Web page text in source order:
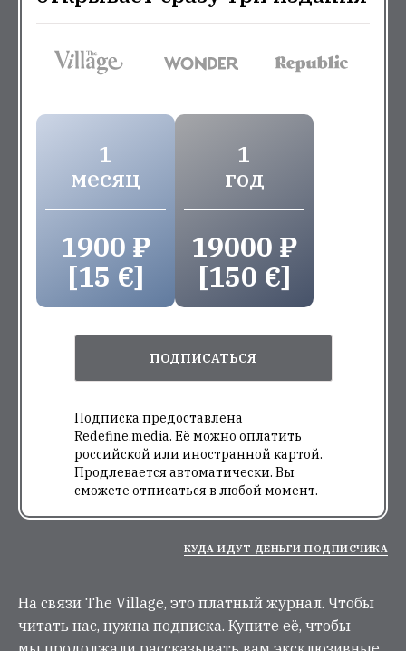
1
месяц
1900 ₽
[15 €]
1
год
19000 ₽
[150 €]
ПОДПИСАТЬСЯ
Подписка предоставлена
Redefine.media. Её можно оплатить
российской или иностранной картой.
Продлевается автоматически. Вы
сможете отписаться в любой момент.
КУДА ИДУТ ДЕНЬГИ ПОДПИСЧИКА
На связи The Village, это платный журнал. Чтобы
читать нас, нужна подписка. Купите её, чтобы